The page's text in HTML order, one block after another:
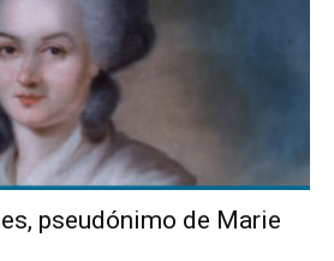
pseudónimo de Marie